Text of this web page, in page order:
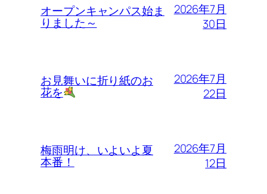
オープンキャンパス始ま
りました～
2026年7月
30日
お見舞いに折り紙のお
花を
2026年7月
22日
梅雨明け、いよいよ夏
本番！
2026年7月
12日